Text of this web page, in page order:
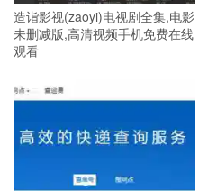
造诣影视(zaoyi)电视剧全集,电影
未删减版,高清视频手机免费在线
观看